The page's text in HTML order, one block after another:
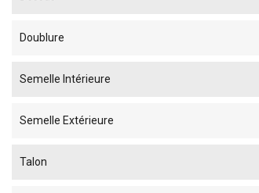
Doublure
Semelle Intérieure
Semelle Extérieure
Talon